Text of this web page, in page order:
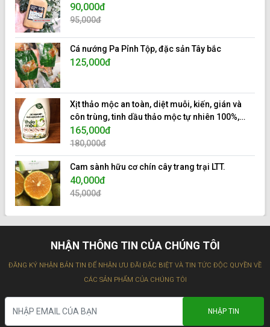
90,000đ
95,000đ
Cá nướng Pa Pỉnh Tộp, đặc sản Tây bắc
125,000đ
Xịt thảo mộc an toàn, diệt muỗi, kiến, gián và
côn trùng, tinh dầu thảo mộc tự nhiên 100%,
hiệu 10s.
165,000đ
180,000đ
Cam sành hữu cơ chín cây trang trại LTT.
40,000đ
45,000đ
NHẬN THÔNG TIN CỦA CHÚNG TÔI
ĐĂNG KÝ NHẬN BẢN TIN ĐỂ NHẬN ƯU ĐÃI ĐẶC BIỆT VÀ TIN TỨC ĐỘC QUYỀN VỀ
CÁC SẢN PHẨM CỦA CHÚNG TÔI